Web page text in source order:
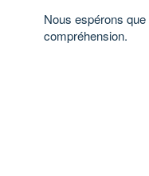
Nous espérons
compréhension.